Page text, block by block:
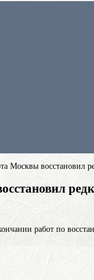
Москвы восстановил
работ по